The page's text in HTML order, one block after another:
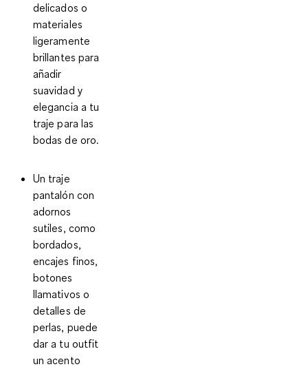
delicados o
materiales
ligeramente
brillantes para
añadir
suavidad y
elegancia a tu
traje para las
bodas de oro.
Un traje
pantalón con
adornos
sutiles, como
bordados,
encajes finos,
botones
llamativos o
detalles de
perlas, puede
dar a tu outfit
un acento